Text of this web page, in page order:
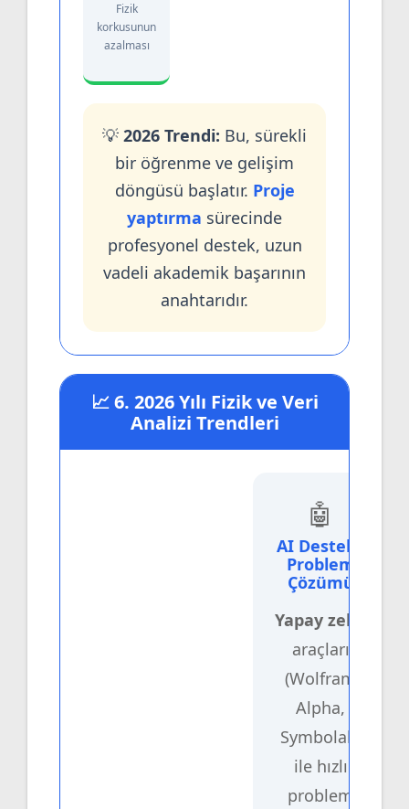
Fizik
korkusunun
azalması
💡 2026 Trendi: Bu, sürekli
bir öğrenme ve gelişim
döngüsü başlatır. Proje
yaptırma sürecinde
profesyonel destek, uzun
vadeli akademik başarının
anahtarıdır.
📈 6. 2026 Yılı Fizik ve Veri
Analizi Trendleri
🤖
AI Destekli
Problem
Çözümü
Yapay zeka
araçları
(Wolfram
Alpha,
Symbolab)
ile hızlı
problem